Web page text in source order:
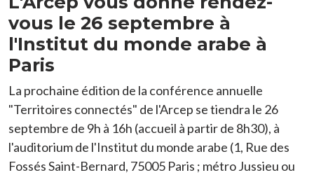
vous le 26 septembre à
l'Institut du monde arabe à
Paris
La prochaine édition de la conférence annuelle
"Territoires connectés" de l'Arcep se tiendra le 26
septembre de 9h à 16h (accueil à partir de 8h30), à
l'auditorium de l'Institut du monde arabe (1, Rue des
Fossés Saint-Bernard, 75005 Paris ; métro Jussieu ou